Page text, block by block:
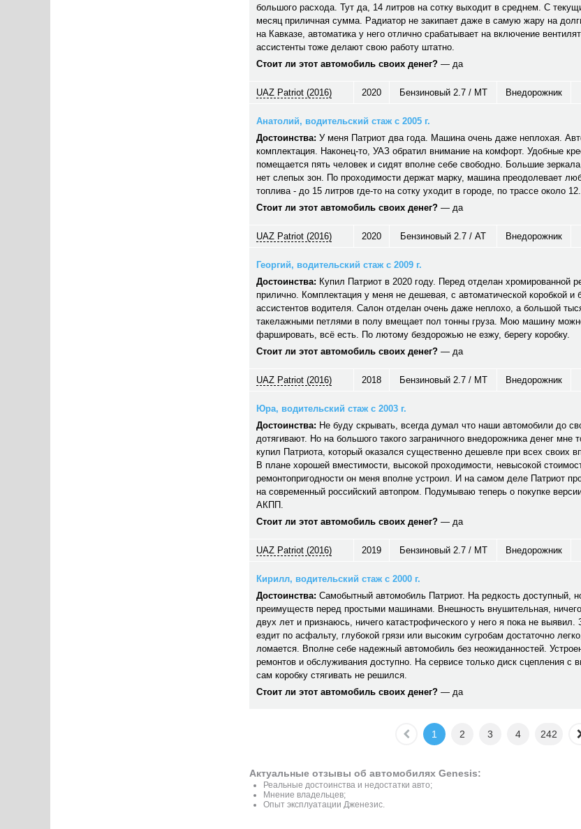
большого расхода. Тут да, 14 литров на сотку выходит в среднем. С
месяц приличная сумма. Радиатор не закипает даже в самую жару на
на Кавказе, автоматика у него отлично срабатывает на включение
ассистенты тоже делают свою работу штатно.
Стоит ли этот автомобиль своих денег? — да
UAZ Patriot (2016) 2020 Бензиновый 2.7 / MT Внедорожник
Анатолий, водительский стаж с 2005 г.
Достоинства: У меня Патриот два года. Машина очень даже неплохая.
комплектация. Наконец-то, УАЗ обратил внимание на комфорт. Удобные
помещается пять человек и сидят вполне себе свободно. Большие
нет слепых зон. По проходимости держат марку, машина преодолевает
топлива - до 15 литров где-то на сотку уходит в городе, по трассе около 12.
Стоит ли этот автомобиль своих денег? — да
UAZ Patriot (2016) 2020 Бензиновый 2.7 / AT Внедорожник
Георгий, водительский стаж с 2009 г.
Достоинства: Купил Патриот в 2020 году. Перед отделан хромированной
прилично. Комплектация у меня не дешевая, с автоматической коробкой
ассистентов водителя. Салон отделан очень даже неплохо, а большой
такелажными петлями в полу вмещает пол тонны груза. Мою машину
фаршировать, всё есть. По лютому бездорожью не езжу, берегу коробку.
Стоит ли этот автомобиль своих денег? — да
UAZ Patriot (2016) 2018 Бензиновый 2.7 / MT Внедорожник
Юра, водительский стаж с 2003 г.
Достоинства: Не буду скрывать, всегда думал что наши автомобили до
дотягивают. Но на большого такого заграничного внедорожника денег мне
купил Патриота, который оказался существенно дешевле при всех своих
В плане хорошей вместимости, высокой проходимости, невысокой
ремонтопригодности он меня вполне устроил. И на самом деле Патриот
на современный российский автопром. Подумываю теперь о покупке
АКПП.
Стоит ли этот автомобиль своих денег? — да
UAZ Patriot (2016) 2019 Бензиновый 2.7 / MT Внедорожник
Кирилл, водительский стаж с 2000 г.
Достоинства: Самобытный автомобиль Патриот. На редкость доступный,
преимуществ перед простыми машинами. Внешность внушительная,
двух лет и признаюсь, ничего катастрофического у него я пока не выявил.
ездит по асфальту, глубокой грязи или высоким сугробам достаточно
ломается. Вполне себе надежный автомобиль без неожиданностей.
ремонтов и обслуживания доступно. На сервисе только диск сцепления
сам коробку стягивать не решился.
Стоит ли этот автомобиль своих денег? — да
1 2 3 4 242
Актуальные отзывы об автомобилях Genesis:
Реальные достоинства и недостатки авто;
Мнение владельцев;
Опыт эксплуатации Дженезис.